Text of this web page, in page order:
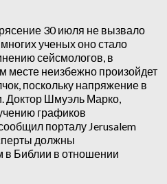
30 июля не вызвало
ученых оно стало
сейсмологов, в
неизбежно произойдет
поскольку напряжение в
Доктор Шмуэль Марко,
графиков
порталу Jerusalem
должны
в Библии в отношении